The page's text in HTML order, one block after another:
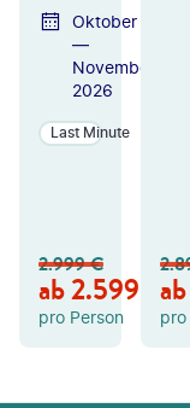
Oktober
—
November
2026
Last Minute
2.999€
ab2.599 €
pro Person
ab
pro